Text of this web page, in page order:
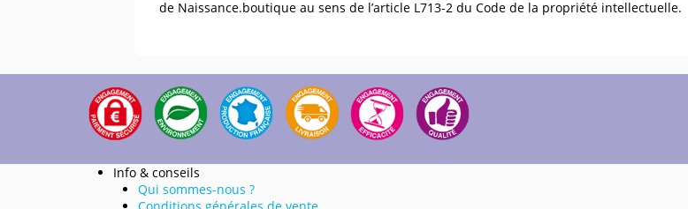
de Naissance.boutique au sens de l’article L713-2 du Code de la propriété intellectuelle.
Info & conseils
Qui sommes-nous ?